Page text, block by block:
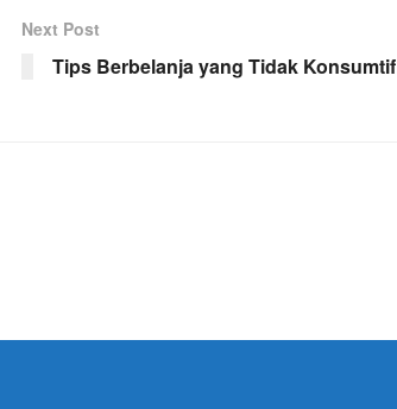
Next Post
Tips Berbelanja yang Tidak Konsumtif